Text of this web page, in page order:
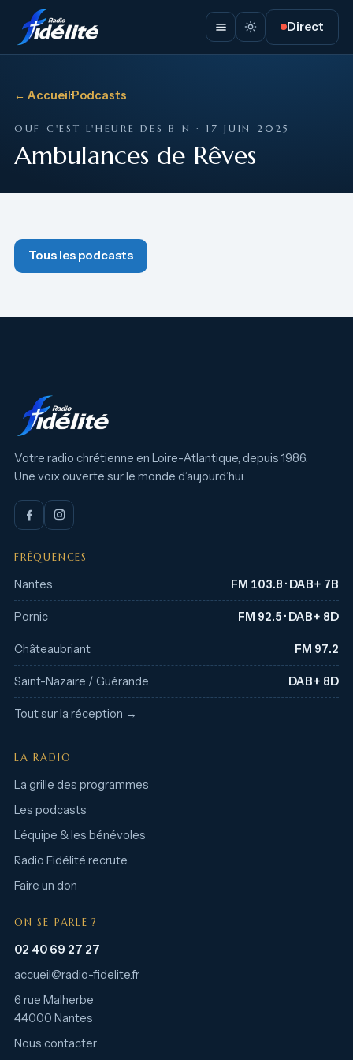
Direct
← Accueil·Podcasts
OUF C'EST L'HEURE DES B N · 17 JUIN 2025
Ambulances de Rêves
Tous les podcasts
Votre radio chrétienne en Loire-Atlantique, depuis 1986.
Une voix ouverte sur le monde d’aujourd’hui.
FRÉQUENCES
Nantes FM 103.8 · DAB+ 7B
Pornic FM 92.5 · DAB+ 8D
Châteaubriant FM 97.2
Saint-Nazaire / Guérande DAB+ 8D
Tout sur la réception →
LA RADIO
La grille des programmes
Les podcasts
L’équipe & les bénévoles
Radio Fidélité recrute
Faire un don
ON SE PARLE ?
02 40 69 27 27
accueil@radio-fidelite.fr
6 rue Malherbe
44000 Nantes
Nous contacter